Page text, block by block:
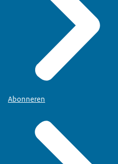
Abonneren